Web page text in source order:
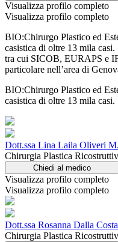
Visualizza profilo completo
Visualizza profilo completo
BIO:Chirurgo Plastico ed
casistica di oltre 13 mila
tra cui SICOB, EURAPS e
particolare nell’area di
BIO:Chirurgo Plastico ed
casistica di oltre 13 mila
Dott.ssa Lina Laila Oliveri
Chirurgia Plastica
Chiedi al medico
Visualizza profilo completo
Visualizza profilo completo
Dott.ssa Rosanna Dalla
Chirurgia Plastica